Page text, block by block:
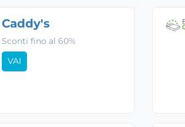
Caddy's
Sconti fino al 60%
VAI